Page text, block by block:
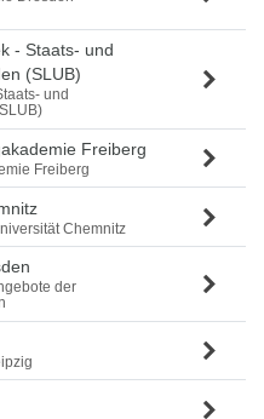
- Staats- und
(SLUB)
und
Freiberg
Freiberg
Chemnitz
der